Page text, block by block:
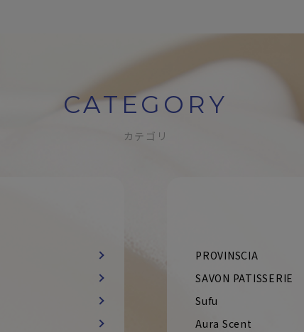
CATEGORY
カテゴリ
PROVINSCIA
SAVON PATISSERIE
Sufu
Aura Scent